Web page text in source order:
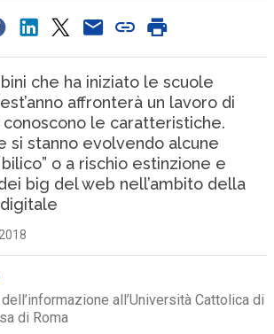
che ha iniziato le scuole
affronterà un lavoro di
conoscono le caratteristiche.
si stanno evolvendo alcune
o a rischio estinzione e
big del web nell’ambito della
all’Università Cattolica di
di Roma